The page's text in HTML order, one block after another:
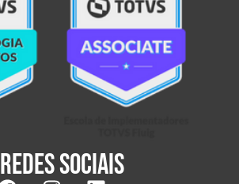
Redes sociais